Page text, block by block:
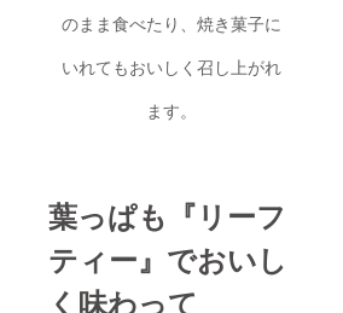
のまま食べたり、焼き菓子に
いれてもおいしく召し上がれ
ます。
葉っぱも『リーフ
ティー』でおいし
く味わって